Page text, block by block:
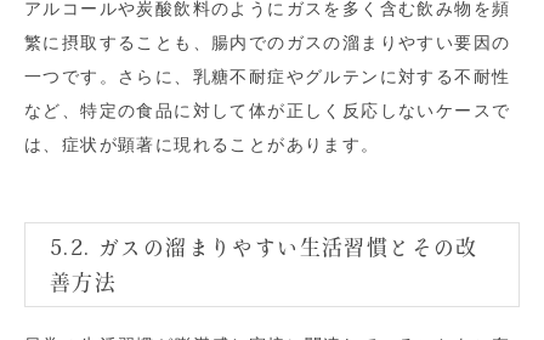
アルコールや炭酸飲料のようにガスを多く含む飲み物を頻
繁に摂取することも、腸内でのガスの溜まりやすい要因の
一つです。さらに、乳糖不耐症やグルテンに対する不耐性
など、特定の食品に対して体が正しく反応しないケースで
は、症状が顕著に現れることがあります。
5.2. ガスの溜まりやすい生活習慣とその改
善方法